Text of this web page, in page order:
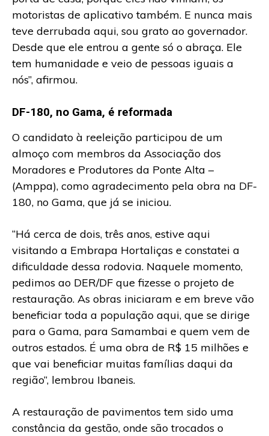
motoristas de aplicativo também. E nunca mais
teve derrubada aqui, sou grato ao governador.
Desde que ele entrou a gente só o abraça. Ele
tem humanidade e veio de pessoas iguais a
nós”, afirmou.
DF-180, no Gama, é reformada
O candidato à reeleição participou de um
almoço com membros da Associação dos
Moradores e Produtores da Ponte Alta –
(Amppa), como agradecimento pela obra na DF-
180, no Gama, que já se iniciou.
“Há cerca de dois, três anos, estive aqui
visitando a Embrapa Hortaliças e constatei a
dificuldade dessa rodovia. Naquele momento,
pedimos ao DER/DF que fizesse o projeto de
restauração. As obras iniciaram e em breve vão
beneficiar toda a população aqui, que se dirige
para o Gama, para Samambai e quem vem de
outros estados. É uma obra de R$ 15 milhões e
que vai beneficiar muitas famílias daqui da
região”, lembrou Ibaneis.
A restauração de pavimentos tem sido uma
constância da gestão, onde são trocados o